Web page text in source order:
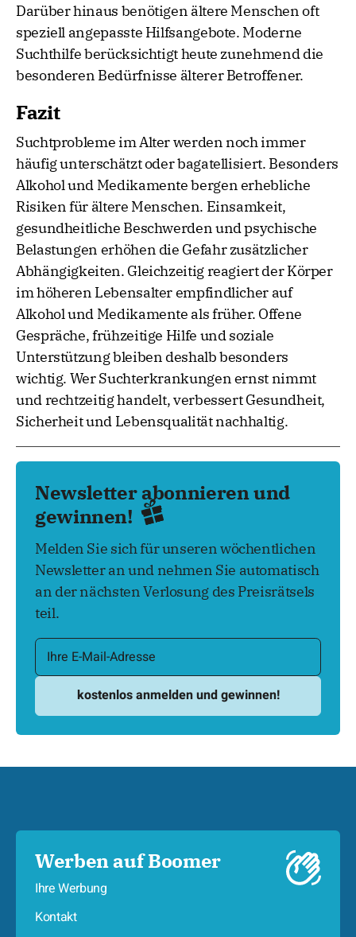
Darüber hinaus benötigen ältere Menschen oft
speziell angepasste Hilfsangebote. Moderne
Suchthilfe berücksichtigt heute zunehmend die
besonderen Bedürfnisse älterer Betroffener.
Fazit
Suchtprobleme im Alter werden noch immer
häufig unterschätzt oder bagatellisiert. Besonders
Alkohol und Medikamente bergen erhebliche
Risiken für ältere Menschen. Einsamkeit,
gesundheitliche Beschwerden und psychische
Belastungen erhöhen die Gefahr zusätzlicher
Abhängigkeiten. Gleichzeitig reagiert der Körper
im höheren Lebensalter empfindlicher auf
Alkohol und Medikamente als früher. Offene
Gespräche, frühzeitige Hilfe und soziale
Unterstützung bleiben deshalb besonders
wichtig. Wer Suchterkrankungen ernst nimmt
und rechtzeitig handelt, verbessert Gesundheit,
Sicherheit und Lebensqualität nachhaltig.
Newsletter abonnieren und
gewinnen!
Melden Sie sich für unseren wöchentlichen
Newsletter an und nehmen Sie automatisch
an der nächsten Verlosung des Preisrätsels
teil.
Werben auf Boomer
Ihre Werbung
Kontakt